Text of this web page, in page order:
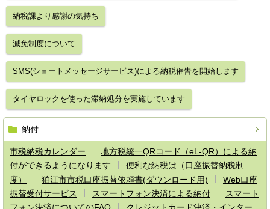
納税課より感謝の気持ち
減免制度について
SMS(ショートメッセージサービス)による納税催告を開始します
タイヤロックを使った滞納処分を実施しています
納付
市税納税カレンダー
地方税統一QRコード（eL-QR）による納
付ができるようになります
便利な納税は（口座振替納税制
度）
狛江市市税口座振替依頼書(ダウンロード用)
Web口座
振替受付サービス
スマートフォン決済による納付
スマート